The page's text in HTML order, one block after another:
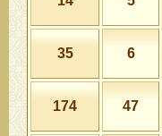
6
35
47
174